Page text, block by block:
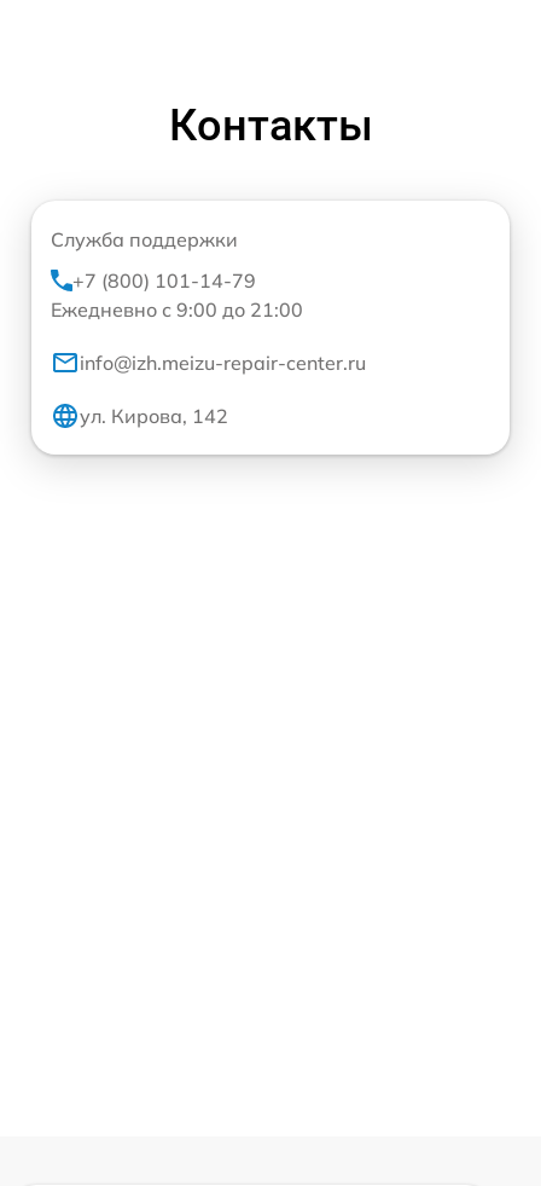
Контакты
Служба поддержки
+7 (800) 101-14-79
Ежедневно с 9:00 до 21:00
info@izh.meizu-repair-center.ru
ул. Кирова, 142